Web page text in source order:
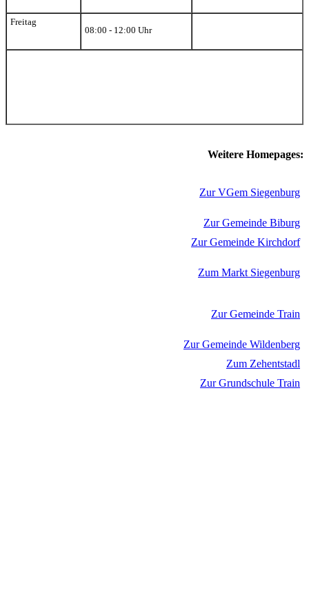
Freitag
08:00 - 12:00 Uhr
Weitere Homepages:
Zur VGem Siegenburg
Zur Gemeinde Biburg
Zur Gemeinde Kirchdorf
Zum Markt Siegenburg
Zur Gemeinde Train
Zur Gemeinde Wildenberg
Zum Zehentstadl
Zur Grundschule Train